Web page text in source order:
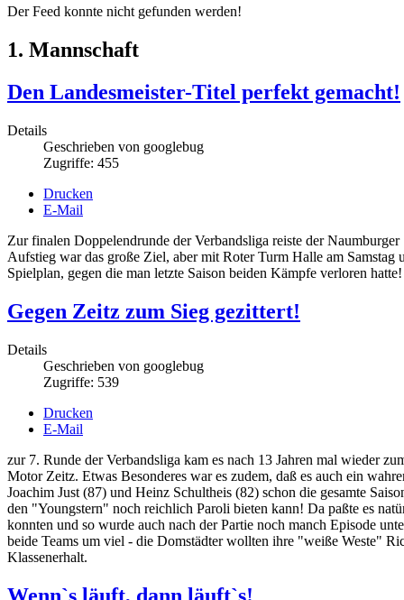
Der Feed konnte nicht gefunden werden!
1. Mannschaft
Den Landesmeister-Titel perfekt gemacht!
Details
Geschrieben von googlebug
Zugriffe: 455
Drucken
E-Mail
Zur finalen Doppelendrunde der Verbandsliga reiste der
Aufstieg war das große Ziel, aber mit Roter Turm Halle am
Spielplan, gegen die man letzte Saison beiden Kämpfe verloren hatte!
Gegen Zeitz zum Sieg gezittert!
Details
Geschrieben von googlebug
Zugriffe: 539
Drucken
E-Mail
zur 7. Runde der Verbandsliga kam es nach 13 Jahren mal wieder
Motor Zeitz. Etwas Besonderes war es zudem, daß es auch ein
Joachim Just (87) und Heinz Schultheis (82) schon die gesamte
den "Youngstern" noch reichlich Paroli bieten kann! Da paßte es
konnten und so wurde auch nach der Partie noch manch Episode
beide Teams um viel - die Domstädter wollten ihre "weiße Weste"
Klassenerhalt.
Wenn`s läuft, dann läuft`s!